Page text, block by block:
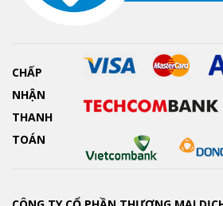
CHẤP
NHẬN
THANH
TOÁN